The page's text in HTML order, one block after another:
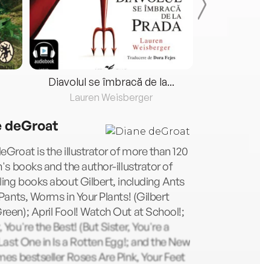
Diavolul se îmbracă de la...
Lauren Weisberger
deGroat
is the illustrator of more than 120
books and the author-illustrator of
books about Gilbert, including Ants
Worms in Your Plants! (Gilbert
April Fool! Watch Out at School!;
the Best! (But Sister, You're a
One in Is a Rotten Egg!; and the New
bestseller Roses Are Pink, Your Feet